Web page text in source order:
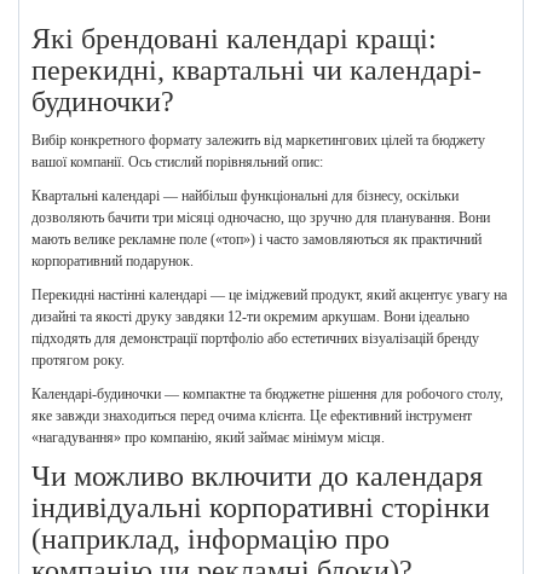
Які брендовані календарі кращі:
перекидні, квартальні чи календарі-
будиночки?
Вибір конкретного формату залежить від маркетингових цілей та бюджету
вашої компанії. Ось стислий порівняльний опис:
Квартальні календарі — найбільш функціональні для бізнесу, оскільки
дозволяють бачити три місяці одночасно, що зручно для планування. Вони
мають велике рекламне поле («топ») і часто замовляються як практичний
корпоративний подарунок.
Перекидні настінні календарі — це іміджевий продукт, який акцентує увагу на
дизайні та якості друку завдяки 12-ти окремим аркушам. Вони ідеально
підходять для демонстрації портфоліо або естетичних візуалізацій бренду
протягом року.
Календарі-будиночки — компактне та бюджетне рішення для робочого столу,
яке завжди знаходиться перед очима клієнта. Це ефективний інструмент
«нагадування» про компанію, який займає мінімум місця.
Чи можливо включити до календаря
індивідуальні корпоративні сторінки
(наприклад, інформацію про